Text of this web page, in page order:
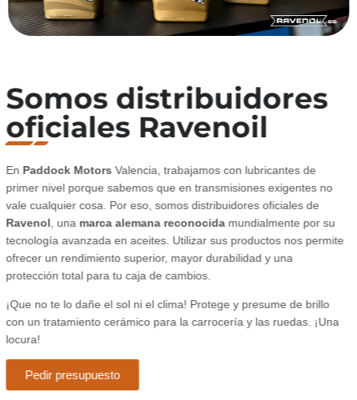
Somos distribuidores
oficiales Ravenoil
EnPaddock Motors Valencia, trabajamos con lubricantes de
primer nivel porque sabemos que en transmisiones exigentes no
vale cualquier cosa. Por eso, somos distribuidores oficiales de
Ravenol , unamarca alemana reconocida mundialmente por su
tecnología avanzada en aceites. Utilizar sus productos nos permite
ofrecer un rendimiento superior, mayor durabilidad y una
protección total para tu caja de cambios.
¡Que no te lo dañe el sol ni el clima! Protege y presume de brillo
con un tratamiento cerámico para la carrocería y las ruedas. ¡Una
locura!
Pedir presupuesto